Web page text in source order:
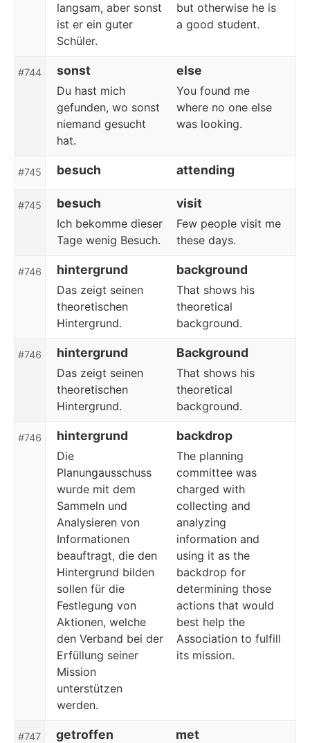
langsam, aber sonst
ist er ein guter
Schüler.
but otherwise he is
a good student.
#744 sonst else
Du hast mich
gefunden, wo sonst
niemand gesucht
hat.
You found me
where no one else
was looking.
#745 besuch attending
#745 besuch visit
Ich bekomme dieser
Tage wenig Besuch.
Few people visit me
these days.
#746 hintergrund background
Das zeigt seinen
theoretischen
Hintergrund.
That shows his
theoretical
background.
#746 hintergrund Background
Das zeigt seinen
theoretischen
Hintergrund.
That shows his
theoretical
background.
#746 hintergrund backdrop
Die
Planungausschuss
wurde mit dem
Sammeln und
Analysieren von
Informationen
beauftragt, die den
Hintergrund bilden
sollen für die
Festlegung von
Aktionen, welche
den Verband bei der
Erfüllung seiner
Mission
unterstützen
werden.
The planning
committee was
charged with
collecting and
analyzing
information and
using it as the
backdrop for
determining those
actions that would
best help the
Association to fulfill
its mission.
#747 getroffen met